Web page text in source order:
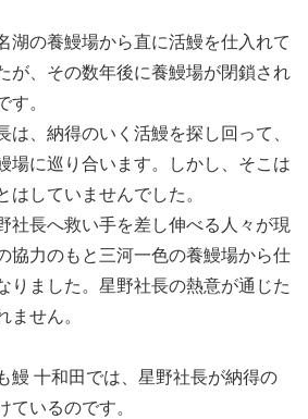
湖の養鰻場から直に活鰻を仕入れて
が、その数年後に養鰻場が閉鎖され
す。
は、納得のいく活鰻を探し回って、
場に巡り合います。しかし、そこは
はしていませんでした。
社長へ救い手を差し伸べる人々が現
協力のもと三河一色の養鰻場から仕
りました。星野社長の熱意が通じた
ません。
鰻 十和田では、星野社長が納得の
ているのです。